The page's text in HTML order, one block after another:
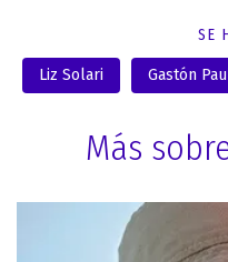
SE
Liz Solari Gastón
Más